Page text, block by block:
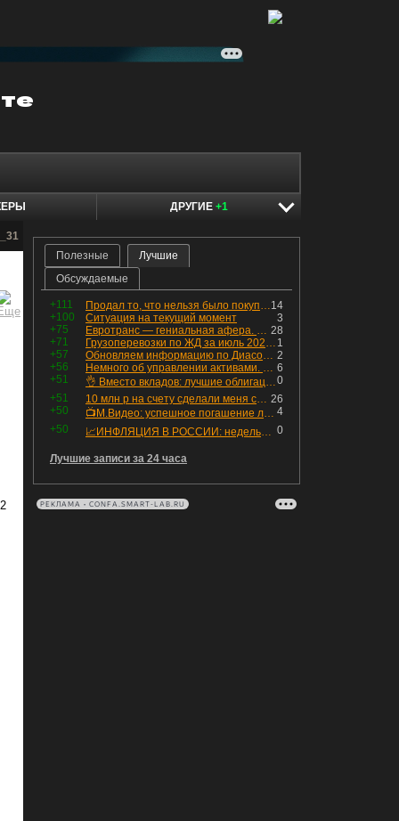
ДРУГИЕ +1
Полезные
Лучшие
Обсуждаемые
+111 14
Продал то, что нельзя было покупать. Изменения в портфеле
+100
3
Ситуация на текущий момент
+75
28
Евротранс — гениальная афера. Собрал с инвесторов денег, выплатил дивидендов больше текущей капитализации и ушёл в дефолт
+71
1
Грузоперевозки по ЖД за июль 2026 г. — четвёртый месяц подряд роста, чёрные металлы на уровне прошлого года, а каменный уголь в плюсе.
+57
2
Обновляем информацию по Диасофту: дивиденды и выкуп
+56
6
Немного об управлении активами. Для заинтересованных
+51
0
👌 Вместо вкладов: лучшие облигации — только супер надёжные
+51
26
10 млн р на счету сделали меня счастливым? Ожидание vs Реальность!
+50
4
📺М.Видео: успешное погашение любимого флоатера
+50
0
📈ИНФЛЯЦИЯ В РОССИИ: недельная дефляция, но в годовом выражении рост 😢
Лучшие записи за 24 часа
РЕКЛАМА • CONFA.SMART-LAB.RU